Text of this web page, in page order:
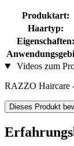
Produktart:
Haartyp:
Eigenschaften:
Videos zum
RAZZO Haircare
Dieses Produkt